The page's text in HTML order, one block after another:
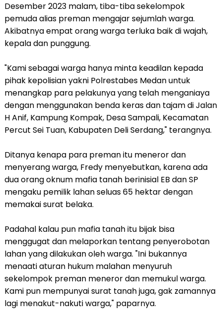
Desember 2023 malam, tiba-tiba sekelompok
pemuda alias preman mengajar sejumlah warga.
Akibatnya empat orang warga terluka baik di wajah,
kepala dan punggung.
"Kami sebagai warga hanya minta keadilan kepada
pihak kepolisian yakni Polrestabes Medan untuk
menangkap para pelakunya yang telah menganiaya
dengan menggunakan benda keras dan tajam di Jalan
H Anif, Kampung Kompak, Desa Sampali, Kecamatan
Percut Sei Tuan, Kabupaten Deli Serdang," terangnya.
Ditanya kenapa para preman itu meneror dan
menyerang warga, Fredy menyebutkan, karena ada
dua orang oknum mafia tanah berinisial EB dan SP
mengaku pemilik lahan seluas 65 hektar dengan
memakai surat belaka.
Padahal kalau pun mafia tanah itu bijak bisa
menggugat dan melaporkan tentang penyerobotan
lahan yang dilakukan oleh warga. "Ini bukannya
menaati aturan hukum malahan menyuruh
sekelompok preman meneror dan memukul warga.
Kami pun mempunyai surat tanah juga, gak zamannya
lagi menakut-nakuti warga," paparnya.